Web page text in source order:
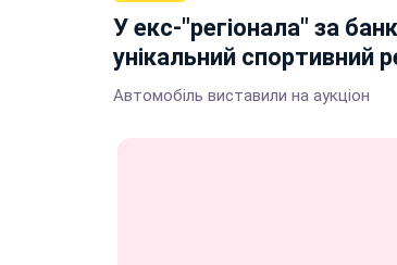
У екс-"регіонала" за
унікальний спортивний
Автомобіль виставили на аукціон